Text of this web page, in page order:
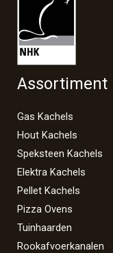
Assortiment
Gas Kachels
Hout Kachels
Speksteen Kachels
Elektra Kachels
Pellet Kachels
Pizza Ovens
Tuinhaarden
Rookafvoerkanalen